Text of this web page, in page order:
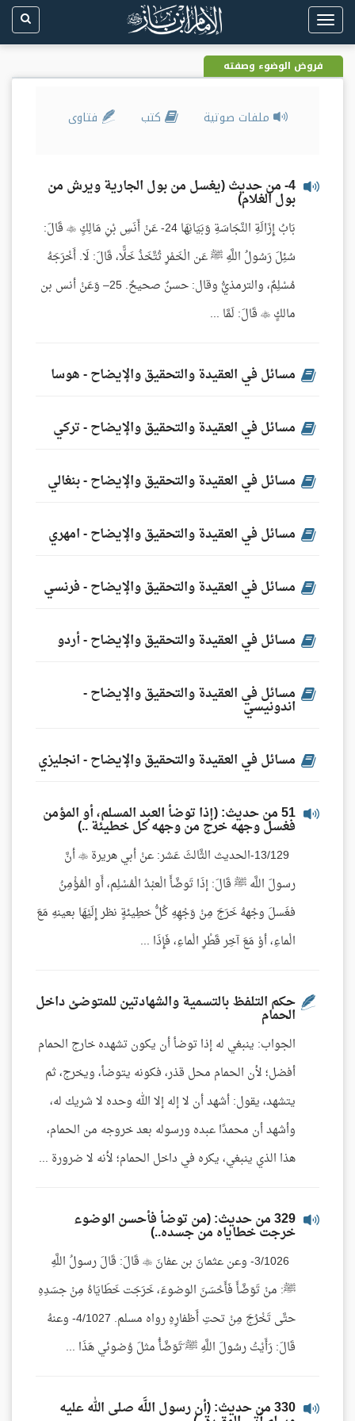
Toggle
navigation
فروض الوضوء وصفته
ملفات صوتية كتب فتاوى
4- من حديث (يغسل من بول الجارية ويرش من
بول الغلام)
بَابُ إِزَالَةِ النَّجَاسَةِ وَبَيَانِهَا 24- عَنْ أَنَسِ بْنِ مَالِكٍ  قَالَ:
سُئِلَ رَسُولُ اللَّهِ ﷺ عَن الْخَمْرِ تُتَّخَذُ خَلًّا، قَالَ: لَا. أَخْرَجَهُ
مُسْلِمٌ، والترمذيُّ وقال: حسنٌ صحيحٌ. 25– وَعَنْ أنس بن
مالكٍ  قَالَ: لَمَّا ...
مسائل في العقيدة والتحقيق والإيضاح - هوسا
مسائل في العقيدة والتحقيق والإيضاح - تركي
مسائل في العقيدة والتحقيق والإيضاح - بنغالي
مسائل في العقيدة والتحقيق والإيضاح - امهري
مسائل في العقيدة والتحقيق والإيضاح - فرنسي
مسائل في العقيدة والتحقيق والإيضاح - أردو
مسائل في العقيدة والتحقيق والإيضاح -
اندونيسي
مسائل في العقيدة والتحقيق والإيضاح - انجليزي
51 من حديث: (إذا توضأ العبد المسلم، أو المؤمن
فغسل وجهه خرج من وجهه كل خطيئة ..)
13/129-الحديث الثَّالثَ عَشر: عنْ أبي هريرة  أنَّ
رسولَ اللَّه ﷺ قَالَ: إذَا تَوضَّأَ الْعبْدُ الْمُسْلِم، أَو الْمُؤْمِنُ
فغَسلَ وجْههُ خَرَجَ مِنْ وَجْهِهِ كُلُّ خطِيئةٍ نظر إِلَيْهَا بعينهِ مَعَ
الْماءِ، أوْ مَعَ آخِر قَطْرِ الْماءِ، فَإِذَا ...
حكم التلفظ بالتسمية والشهادتين للمتوضئ داخل
الحمام
الجواب: ينبغي له إذا توضأ أن يكون تشهده خارج الحمام
أفضل؛ لأن الحمام محل قذر، فكونه يتوضأ، ويخرج، ثم
يتشهد، يقول: أشهد أن لا إله إلا الله وحده لا شريك له،
وأشهد أن محمدًا عبده ورسوله بعد خروجه من الحمام،
هذا الذي ينبغي، يكره في داخل الحمام؛ لأنه لا ضرورة ...
329 من حديث: (من توضأ فأحسن الوضوء
خرجت خطاياه من جسده..)
3/1026- وعن عثمانَ بن عفانَ  قَالَ: قَالَ رسولُ اللَّهِ
ﷺ: منْ تَوَضَّأَ فَأَحْسَنَ الوضوءَ، خَرَجَت خَطَايَاهُ مِنْ جسَدِهِ
حتَّى تَخْرُجَ مِنْ تحتِ أَظفارِهِ رواه مسلم. 4/1027- وعنهُ
قَالَ: رَأَيْتُ رسُولَ اللَّهِ ﷺ َتَوَضَّأُ مثلَ وُضوئي هَذَا ...
330 من حديث: (أن رسول اللَّه صلى الله عليه